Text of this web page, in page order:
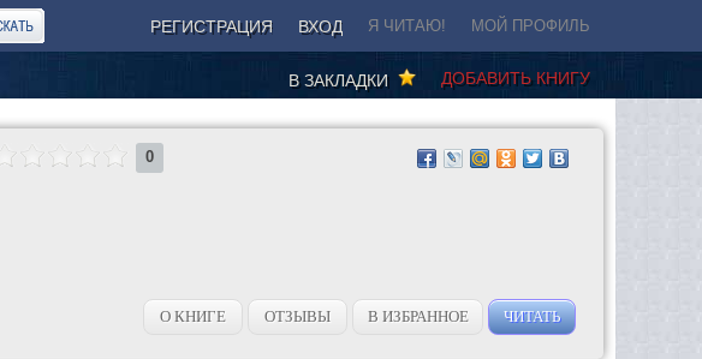
РЕГИСТРАЦИЯ ВХОД Я ЧИТАЮ! МОЙ ПРОФИЛЬ
ДОБАВИТЬ КНИГУ
В ЗАКЛАДКИ
0
О КНИГЕ ОТЗЫВЫ В ИЗБРАННОЕ ЧИТАТЬ